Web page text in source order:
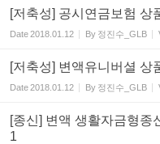
[저축성] 공시연금보험 상
Date2018.01.12 By 정진수_GLB
[저축성] 변액유니버셜 상
Date2018.01.12 By 정진수_GLB
[종신] 변액 생활자금형종
1